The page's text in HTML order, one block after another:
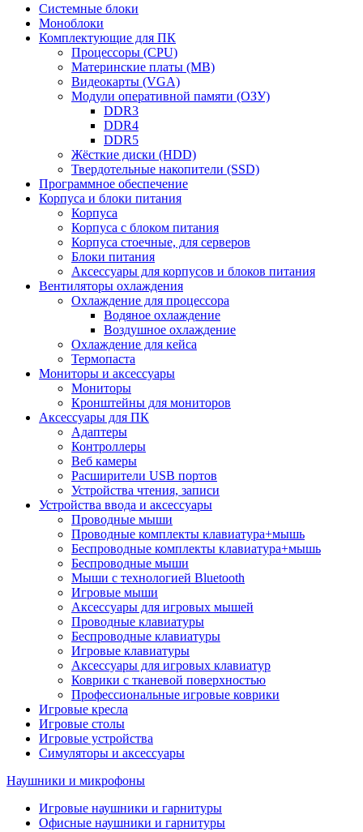
Системные блоки
Моноблоки
Комплектующие для ПК
Процессоры (CPU)
Материнские платы (MB)
Видеокарты (VGA)
Модули оперативной памяти (ОЗУ)
DDR3
DDR4
DDR5
Жёсткие диски (HDD)
Твердотельные накопители (SSD)
Программное обеспечение
Корпуса и блоки питания
Корпуса
Корпуса с блоком питания
Корпуса стоечные, для серверов
Блоки питания
Аксессуары для корпусов и блоков питания
Вентиляторы охлаждения
Охлаждение для процессора
Водяное охлаждение
Воздушное охлаждение
Охлаждение для кейса
Термопаста
Мониторы и аксессуары
Мониторы
Кронштейны для мониторов
Аксессуары для ПК
Адаптеры
Контроллеры
Веб камеры
Расширители USB портов
Устройства чтения, записи
Устройства ввода и аксессуары
Проводные мыши
Проводные комплекты клавиатура+мышь
Беспроводные комплекты клавиатура+мышь
Беспроводные мыши
Мыши с технологией Bluetooth
Игровые мыши
Аксессуары для игровых мышей
Проводные клавиатуры
Беспроводные клавиатуры
Игровые клавиатуры
Аксессуары для игровых клавиатур
Коврики с тканевой поверхностью
Профессиональные игровые коврики
Игровые кресла
Игровые столы
Игровые устройства
Симуляторы и аксессуары
Наушники и микрофоны
Игровые наушники и гарнитуры
Офисные наушники и гарнитуры